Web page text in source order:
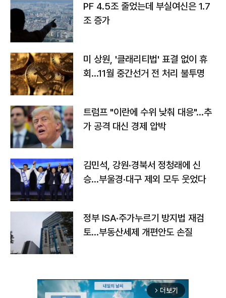
PF 4.5조 줄었는데 부실여신은 1.7
조 증가
미 상원, '클래리티법' 표결 없이 휴
회…11월 중간선거 전 처리 불투명
트럼프 "이란에 수위 낮춰 대응"…추
가 공격 대신 경제 압박
김민석, 강원·경북서 정청래에 신
승…부울경·대구 제외 모두 웃었다
정부 ISA·주가누르기 방지법 재검
토…부동산세제 개편안도 손질
arrow_forward_ios 더보기